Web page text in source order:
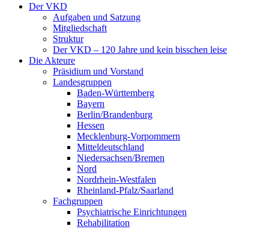
Der VKD
Aufgaben und Satzung
Mitgliedschaft
Struktur
Der VKD – 120 Jahre und kein bisschen leise
Die Akteure
Präsidium und Vorstand
Landesgruppen
Baden-Württemberg
Bayern
Berlin/Brandenburg
Hessen
Mecklenburg-Vorpommern
Mitteldeutschland
Niedersachsen/Bremen
Nord
Nordrhein-Westfalen
Rheinland-Pfalz/Saarland
Fachgruppen
Psychiatrische Einrichtungen
Rehabilitation